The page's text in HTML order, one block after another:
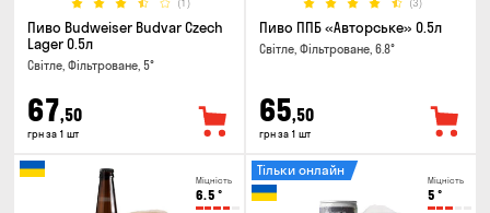
Пиво Budweiser Budvar Czech
Lager 0.5л
Світле, Фільтроване, 5°
67,50
грн за 1 шт
Пиво ППБ «Авторське» 0.5л
Світле, Фільтроване, 6.8°
65,50
грн за 1 шт
Міцність
6.5 °
Міцність
5 °
Тільки онлайн